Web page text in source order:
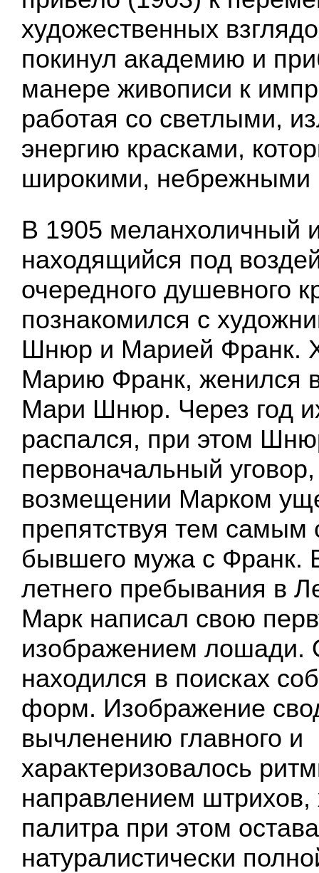
художественных
покинул академию и
манере живописи к
работая со светлыми,
энергию красками,
широкими, небрежными
В 1905 меланхоличный
находящийся под
очередного душевного
познакомился с
Шнюр и Марией Франк.
Марию Франк, женился
Мари Шнюр. Через год
распался, при этом
первоначальный
возмещении Марком
препятствуя тем самым
бывшего мужа с Франк.
летнего пребывания в
Марк написал свою
изображением лошади.
находился в поисках
форм. Изображение
вычленению главного и
характеризовалось
направлением штрихов,
палитра при этом
натуралистически